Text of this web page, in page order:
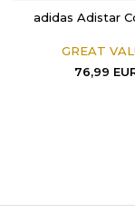
adidas Adistar
GREAT
76,99